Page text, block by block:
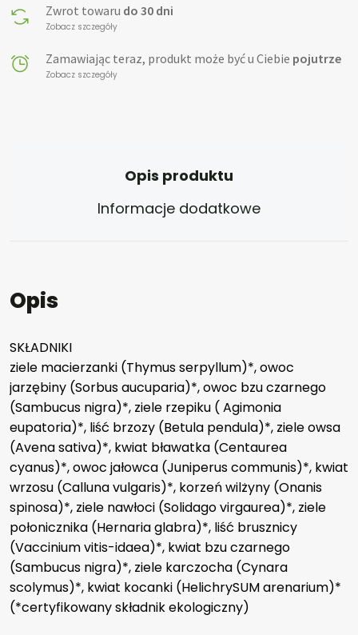
Zwrot towaru do 30 dni
Zobacz szczegóły
Zamawiając teraz, produkt może być u Ciebie pojutrze
Zobacz szczegóły
Opis produktu
Informacje dodatkowe
Opis
SKŁADNIKI
ziele macierzanki (Thymus serpyllum)*, owoc
jarzębiny (Sorbus aucuparia)*, owoc bzu czarnego
(Sambucus nigra)*, ziele rzepiku ( Agimonia
eupatoria)*, liść brzozy (Betula pendula)*, ziele owsa
(Avena sativa)*, kwiat bławatka (Centaurea
cyanus)*, owoc jałowca (Juniperus communis)*, kwiat
wrzosu (Calluna vulgaris)*, korzeń wilżyny (Onanis
spinosa)*, ziele nawłoci (Solidago virgaurea)*, ziele
połonicznika (Hernaria glabra)*, liść brusznicy
(Vaccinium vitis-idaea)*, kwiat bzu czarnego
(Sambucus nigra)*, ziele karczocha (Cynara
scolymus)*, kwiat kocanki (HelichrySUM arenarium)*
(*certyfikowany składnik ekologiczny)